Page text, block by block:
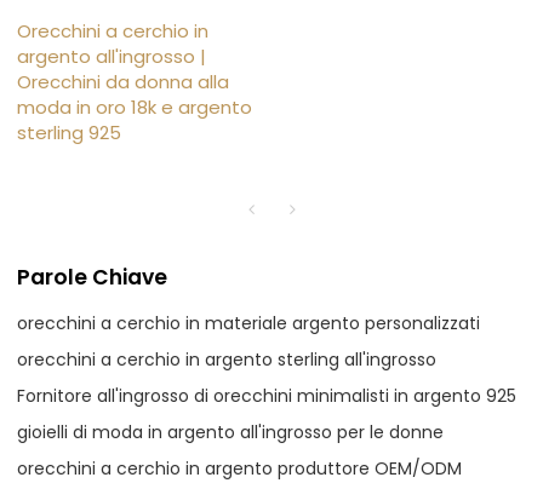
Orecchini a cerchio in
argento all'ingrosso |
Orecchini da donna alla
moda in oro 18k e argento
sterling 925
Parole Chiave
orecchini a cerchio in materiale argento personalizzati
orecchini a cerchio in argento sterling all'ingrosso
Fornitore all'ingrosso di orecchini minimalisti in argento 925
gioielli di moda in argento all'ingrosso per le donne
orecchini a cerchio in argento produttore OEM/ODM